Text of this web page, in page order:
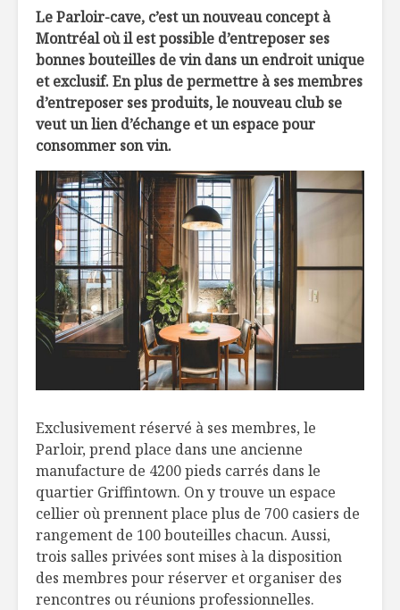
Le Parloir-cave, c’est un nouveau concept à
Montréal où il est possible d’entreposer ses
bonnes bouteilles de vin dans un endroit unique
et exclusif. En plus de permettre à ses membres
d’entreposer ses produits, le nouveau club se
veut un lien d’échange et un espace pour
consommer son vin.
Exclusivement réservé à ses membres, le
Parloir, prend place dans une ancienne
manufacture de 4200 pieds carrés dans le
quartier Griffintown. On y trouve un espace
cellier où prennent place plus de 700 casiers de
rangement de 100 bouteilles chacun. Aussi,
trois salles privées sont mises à la disposition
des membres pour réserver et organiser des
rencontres ou réunions professionnelles.
découvrir !
Osez les flambés !
Des oeufs
biologiques, coûte
que coûte
Technique :
comment faire la
parfaite pâte à
tarte maison!
Épurée : La recette
du succès de
l’abricot
verres